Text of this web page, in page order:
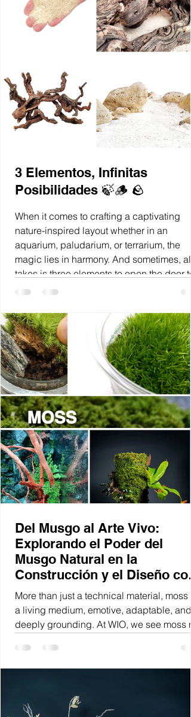
3 Elementos, Infinitas
Posibilidades 🍃🪵 🪨
When it comes to crafting a captivating
nature-inspired layout whether in an
aquarium, paludarium, or terrarium, the
magic lies in harmony. And sometimes, all
takes is three elements to open the door to
infinite artistic expression. At WIO, we
evoke emotion, tell stories, and bring
landscapes to life. Today, we explore
combinations of wood, stone, and sand
each offering a distinct aesthetic and
for both newcomers & season
Del Musgo al Arte Vivo:
Explorando el Poder del
Musgo Natural en la
Construcción y el Diseño con
WIO 🌿
More than just a technical material, moss is
a living medium, emotive, adaptable, and
deeply grounding. At WIO, we see moss
for storytelling, a bridge to nature, and a
for artistic expression. Whether showcased
displayed on a wall, moss infuses every
space with serenity, character, and natural